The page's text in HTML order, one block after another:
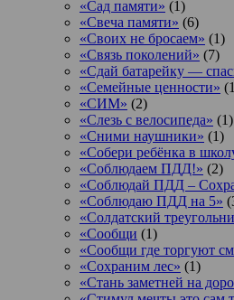
«Сад памяти» (1)
«Свеча памяти» (6)
«Своих не бросаем» (1)
«Связь поколений» (7)
«Сдай батарейку —
«Семейные ценности»
«СИМ» (2)
«Слезь с велосипеда» (1)
«Сними наушники» (1)
«Собери ребёнка в
«Соблюдаем ПДД!» (2)
«Соблюдай ПДД –
«Соблюдаю ПДД на 5»
«Солдатский
«Сообщи (1)
«Сообщи где торгуют
«Сохраним лес» (1)
«Стань заметней на